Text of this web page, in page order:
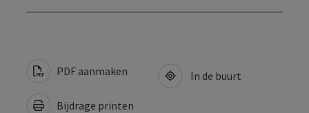
PDF aanmaken
Bijdrage printen
In de buurt